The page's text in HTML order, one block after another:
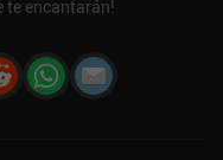
te encantarán!